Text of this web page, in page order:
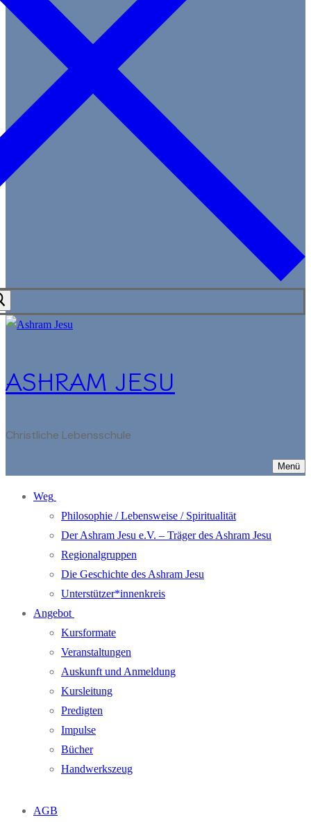
ASHRAM JESU
Christliche Lebensschule
Menü
Weg
Philosophie / Lebensweise / Spiritualität
Der Ashram Jesu e.V. – Träger des Ashram Jesu
Regionalgruppen
Die Geschichte des Ashram Jesu
Unterstützer*innenkreis
Angebot
Kursformate
Veranstaltungen
Auskunft und Anmeldung
Kursleitung
Predigten
Impulse
Bücher
Handwerkszeug
AGB